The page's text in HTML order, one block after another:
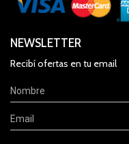
NEWSLETTER
Recibí ofertas en tu email